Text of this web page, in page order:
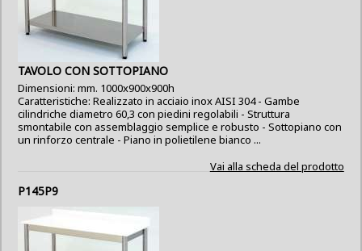
TAVOLO CON SOTTOPIANO
Dimensioni: mm. 1000x900x900h
Caratteristiche: Realizzato in acciaio inox AISI 304 - Gambe
cilindriche diametro 60,3 con piedini regolabili - Struttura
smontabile con assemblaggio semplice e robusto - Sottopiano con
un rinforzo centrale - Piano in polietilene bianco ...
Vai alla scheda del prodotto
P145P9